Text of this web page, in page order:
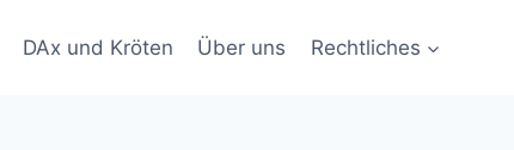
DAx und Kröten Über uns Rechtliches